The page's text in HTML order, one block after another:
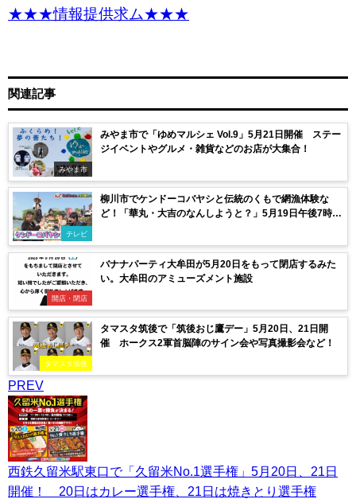
★★★情報提供求ム★★★
関連記事
みやま市
みやま市で「ゆめマルシェ Vol.9」5月21日開催 ステー
ジイベントやグルメ・雑貨などのお店が大集合！
テレビ
柳川市でケンドーコバヤシと伝統のくもで網漁体験な
ど！「華丸・大吉のなんしようと？」5月19日午後7時か
開店・閉店
バナナパーティ大牟田が5月20日をもって閉店するみた
い。大牟田のアミューズメント施設
タマスタ筑後
タマスタ筑後で「筑後おじ鷹デー」5月20日、21日開
催 ホークス2軍首脳陣のサイン会や写真撮影会など！
PREV
西鉄久留米駅東口で「久留米No.1選手権」5月20日、21日
開催！ 20日はカレー選手権、21日は焼きとり選手権